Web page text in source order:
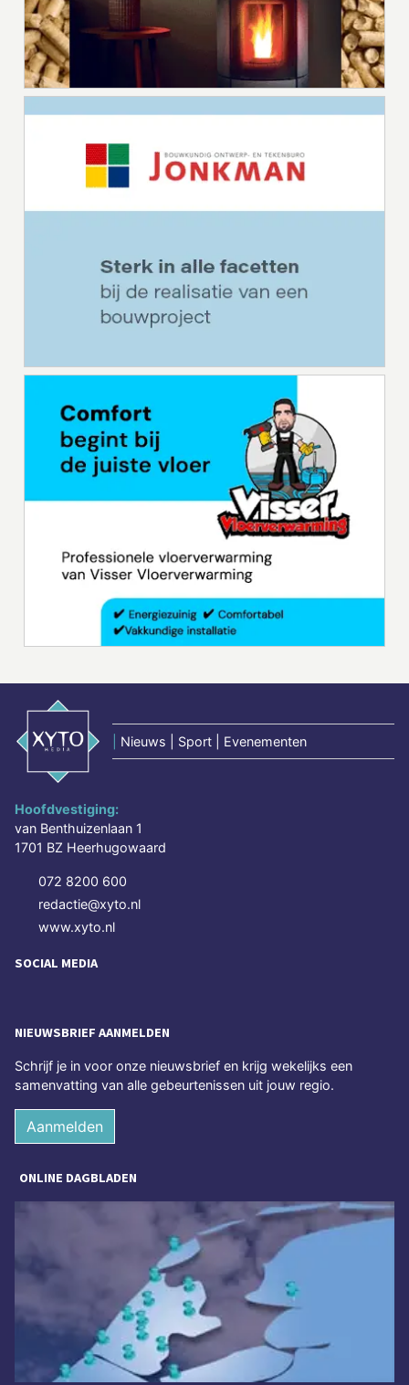
Nieuws | Sport | Evenementen
Hoofdvestiging:
van Benthuizenlaan 1
1701 BZ Heerhugowaard
072 8200 600
redactie@xyto.nl
www.xyto.nl
SOCIAL MEDIA
NIEUWSBRIEF AANMELDEN
Schrijf je in voor onze nieuwsbrief en krijg wekelijks een
samenvatting van alle gebeurtenissen uit jouw regio.
Aanmelden
ONLINE DAGBLADEN